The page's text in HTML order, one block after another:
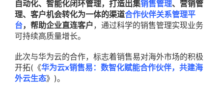
自动化、智能化闭环管理，打造出集销售管理、营销管
理、客户机会转化为一体的渠道合作伙伴关系管理平
台，帮助企业直连客户，通过科学的销售管理实现业务
可持续高质量增长。
此次与华为云的合作，标志着销售易对海外市场的积极
开拓(《华为云x销售易：数智化赋能合作伙伴，共建海
外云生态》)。